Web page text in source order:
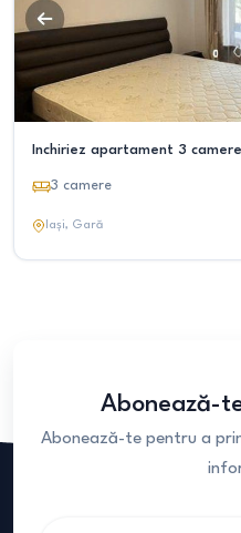
Inchiriez apartament 3
3 camere
Iași, Gară
Abonează-
Abonează-te pentru a